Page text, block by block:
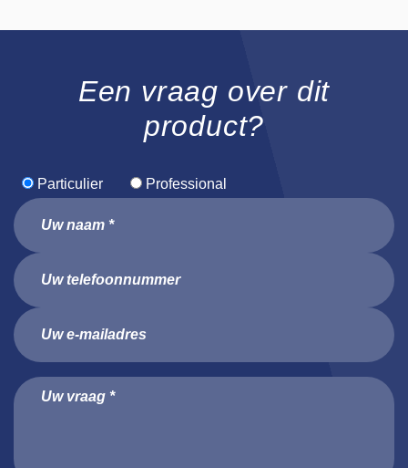
Een vraag over dit
product?
Particulier Professional